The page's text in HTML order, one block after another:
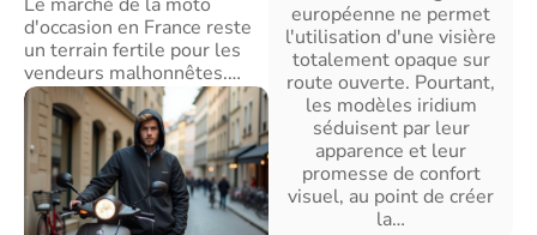
d'occasion en France reste
un terrain fertile pour les
vendeurs malhonnêtes.…
européenne ne permet
l'utilisation d'une visière
totalement opaque sur
route ouverte. Pourtant,
les modèles iridium
séduisent par leur
apparence et leur
promesse de confort
visuel, au point de créer
la…